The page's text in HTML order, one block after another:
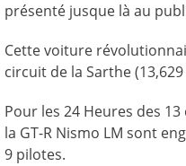
présenté jusque là au
Cette voiture
circuit de la Sarthe
Pour les 24 Heures des
la GT-R Nismo LM sont
9 pilotes.